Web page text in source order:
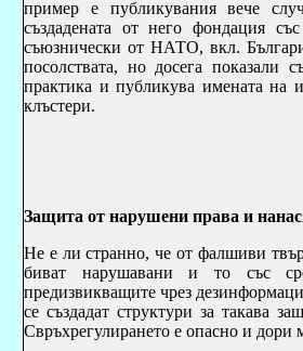
пример е публикувания вече
създадената от него фондация
съюзнически от НАТО, вкл.
посолствата, но досега показали
практика и публикува имената на
клъстери.
Защита от нарушени права и
Не е ли странно, че от фалшиви
биват нарушавани и то със
предизвикващите чрез
се създадат структури за такава
Свръхрегулирането е опасно и